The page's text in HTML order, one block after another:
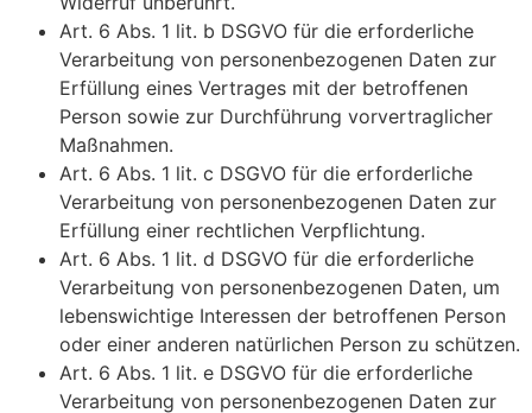
Art. 6 Abs. 1 lit. b DSGVO für die erforderliche
Verarbeitung von personenbezogenen Daten zur
Erfüllung eines Vertrages mit der betroffenen
Person sowie zur Durchführung vorvertraglicher
Maßnahmen.
Art. 6 Abs. 1 lit. c DSGVO für die erforderliche
Verarbeitung von personenbezogenen Daten zur
Erfüllung einer rechtlichen Verpflichtung.
Art. 6 Abs. 1 lit. d DSGVO für die erforderliche
Verarbeitung von personenbezogenen Daten, um
lebenswichtige Interessen der betroffenen Person
oder einer anderen natürlichen Person zu schützen.
Art. 6 Abs. 1 lit. e DSGVO für die erforderliche
Verarbeitung von personenbezogenen Daten zur